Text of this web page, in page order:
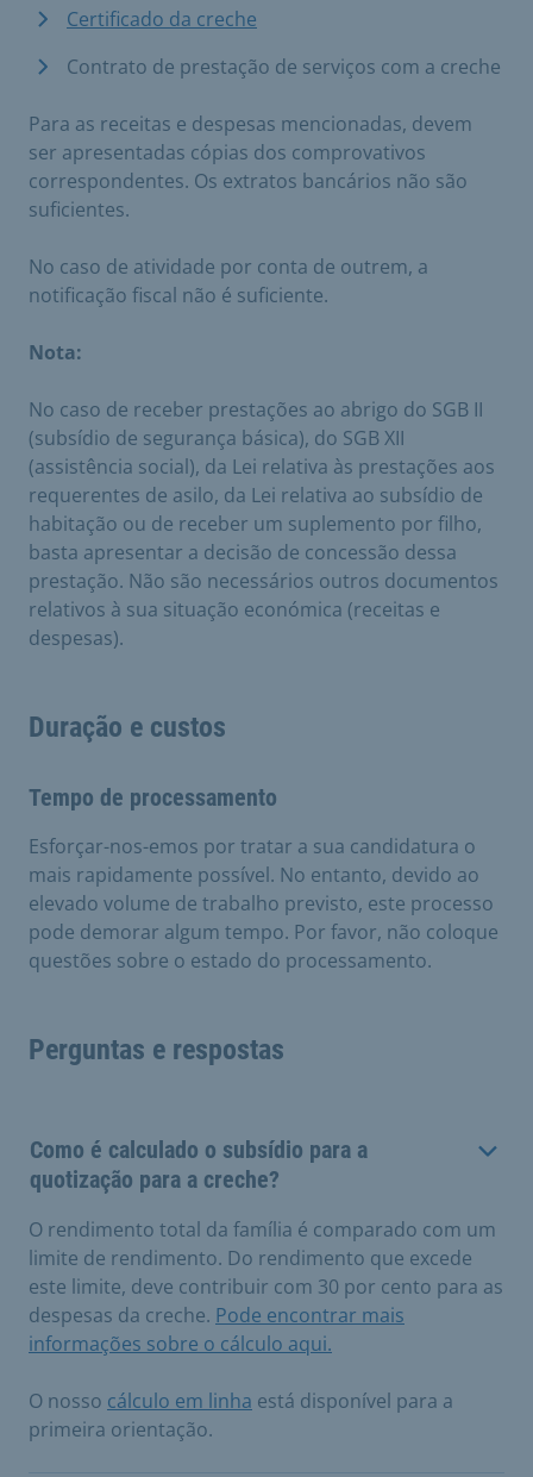
Certificado da creche
Contrato de prestação de serviços com a creche
Para as receitas e despesas mencionadas, devem
ser apresentadas cópias dos comprovativos
correspondentes. Os extratos bancários não são
suficientes.
No caso de atividade por conta de outrem, a
notificação fiscal não é suficiente.
Nota:
No caso de receber prestações ao abrigo do SGB II
(subsídio de segurança básica), do SGB XII
(assistência social), da Lei relativa às prestações aos
requerentes de asilo, da Lei relativa ao subsídio de
habitação ou de receber um suplemento por filho,
basta apresentar a decisão de concessão dessa
prestação. Não são necessários outros documentos
relativos à sua situação económica (receitas e
despesas).
Duração e custos
Tempo de processamento
Esforçar-nos-emos por tratar a sua candidatura o
mais rapidamente possível. No entanto, devido ao
elevado volume de trabalho previsto, este processo
pode demorar algum tempo. Por favor, não coloque
questões sobre o estado do processamento.
Perguntas e respostas
Como é calculado o subsídio para a
quotização para a creche?
O rendimento total da família é comparado com um
limite de rendimento. Do rendimento que excede
este limite, deve contribuir com 30 por cento para as
despesas da creche. Pode encontrar mais
informações sobre o cálculo aqui.
O nosso cálculo em linha está disponível para a
primeira orientação.